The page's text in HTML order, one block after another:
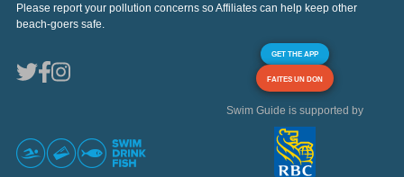
Please report your pollution concerns so Affiliates can help keep other
beach-goers safe.
GET THE APP
FAITES UN DON
Swim Guide is supported by